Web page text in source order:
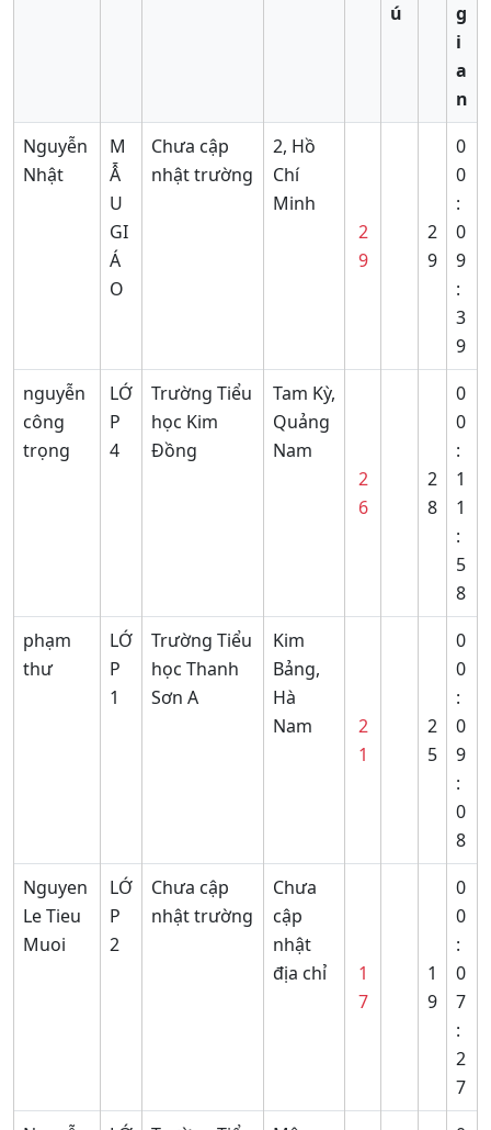
ú
g
i
a
n
Nguyễn
Nhật
M
Ẫ
U
GI
Á
O
Chưa cập
nhật trường
2, Hồ
Chí
Minh
2
9
2
9
0
0
:
0
9
:
3
9
nguyễn
công
trọng
LỚ
P
4
Trường Tiểu
học Kim
Đồng
Tam Kỳ,
Quảng
Nam
2
6
2
8
0
0
:
1
1
:
5
8
phạm
thư
LỚ
P
1
Trường Tiểu
học Thanh
Sơn A
Kim
Bảng,
Hà
Nam
2
1
2
5
0
0
:
0
9
:
0
8
Nguyen
Le Tieu
Muoi
LỚ
P
2
Chưa cập
nhật trường
Chưa
cập
nhật
địa chỉ
1
7
1
9
0
0
:
0
7
:
2
7